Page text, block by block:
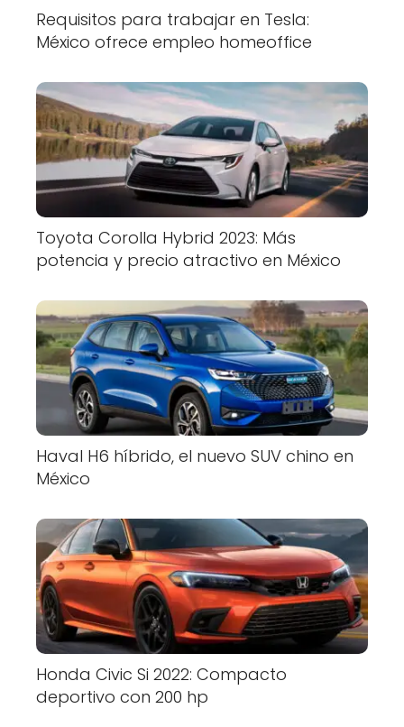
Requisitos para trabajar en Tesla:
México ofrece empleo homeoffice
Toyota Corolla Hybrid 2023: Más
potencia y precio atractivo en México
Haval H6 híbrido, el nuevo SUV chino en
México
Honda Civic Si 2022: Compacto
deportivo con 200 hp